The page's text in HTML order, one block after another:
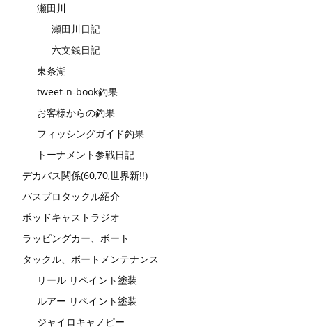
瀬田川
瀬田川日記
六文銭日記
東条湖
tweet-n-book釣果
お客様からの釣果
フィッシングガイド釣果
トーナメント参戦日記
デカバス関係(60,70,世界新!!)
バスプロタックル紹介
ポッドキャストラジオ
ラッピングカー、ボート
タックル、ボートメンテナンス
リール リペイント塗装
ルアー リペイント塗装
ジャイロキャノピー